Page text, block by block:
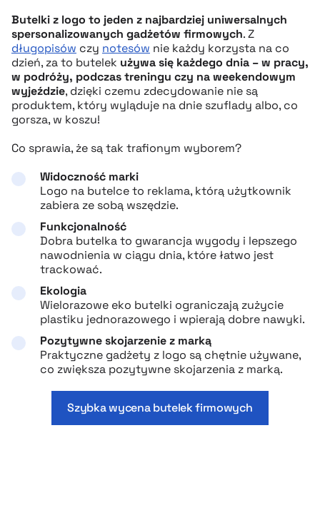
Butelki z logo to jeden z najbardziej uniwersalnych
spersonalizowanych gadżetów firmowych. Z
długopisów czy notesów nie każdy korzysta na co
dzień, za to butelek używa się każdego dnia – w pracy,
w podróży, podczas treningu czy na weekendowym
wyjeździe, dzięki czemu zdecydowanie nie są
produktem, który wyląduje na dnie szuflady albo, co
gorsza, w koszu!
Co sprawia, że są tak trafionym wyborem?
Widoczność marki
Logo na butelce to reklama, którą użytkownik
zabiera ze sobą wszędzie.
Funkcjonalność
Dobra butelka to gwarancja wygody i lepszego
nawodnienia w ciągu dnia, które łatwo jest
trackować.
Ekologia
Wielorazowe eko butelki ograniczają zużycie
plastiku jednorazowego i wpierają dobre nawyki.
Pozytywne skojarzenie z marką
Praktyczne gadżety z logo są chętnie używane,
co zwiększa pozytywne skojarzenia z marką.
Szybka wycena butelek firmowych